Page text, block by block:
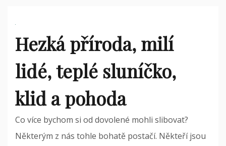
Hezká příroda, milí
lidé, teplé sluníčko,
klid a pohoda
Co více bychom si od dovolené mohli slibovat?
Některým z nás tohle bohatě postačí. Někteří jsou